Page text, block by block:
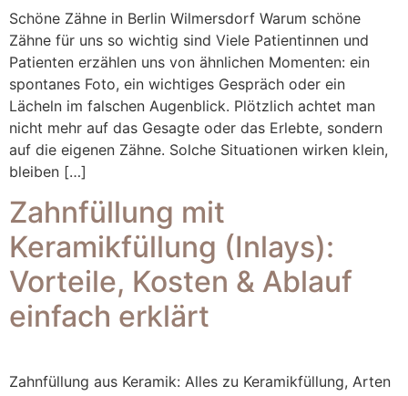
Schöne Zähne in Berlin Wilmersdorf Warum schöne
Zähne für uns so wichtig sind Viele Patientinnen und
Patienten erzählen uns von ähnlichen Momenten: ein
spontanes Foto, ein wichtiges Gespräch oder ein
Lächeln im falschen Augenblick. Plötzlich achtet man
nicht mehr auf das Gesagte oder das Erlebte, sondern
auf die eigenen Zähne. Solche Situationen wirken klein,
bleiben […]
Zahnfüllung mit
Keramikfüllung (Inlays):
Vorteile, Kosten & Ablauf
einfach erklärt
Zahnfüllung aus Keramik: Alles zu Keramikfüllung, Arten